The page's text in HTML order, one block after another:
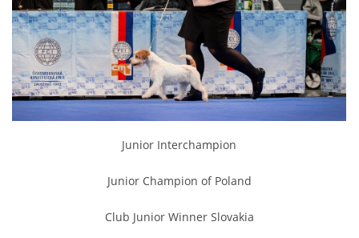
HISTORIE JACK RUSSELL TERIERA
NAŠI PSI / OUR DOGS
Junior Interchampion
Junior Champion of Poland
Club Junior Winner Slovakia